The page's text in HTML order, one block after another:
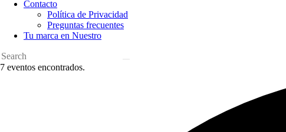
Contacto
Política de Privacidad
Preguntas frecuentes
Tu marca en Nuestro
7 eventos encontrados.